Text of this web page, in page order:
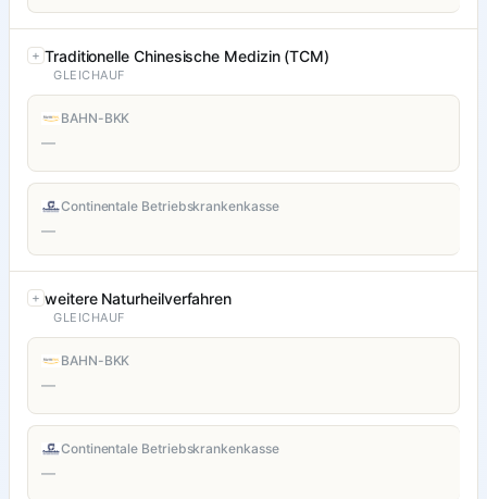
Traditionelle Chinesische Medizin (TCM)
GLEICHAUF
BAHN-BKK
—
Continentale Betriebskrankenkasse
—
weitere Naturheilverfahren
GLEICHAUF
BAHN-BKK
—
Continentale Betriebskrankenkasse
—